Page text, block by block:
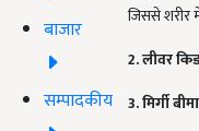
बाजार
सम्पादकीय
जिससे शरीर
2. लीवर
3. मिर्गी